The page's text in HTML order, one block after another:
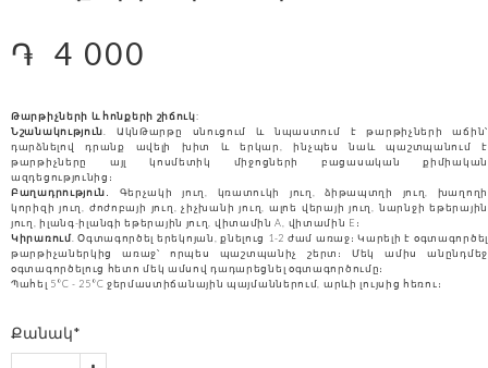
֏ 4 000
Թարթիչների և հոնքերի շիճուկ:
Նշանակություն
. ԱկնԹարթը սնուցում և նպաստում է թարթիչների աճին՝
դարձնելով դրանք ավելի խիտ և երկար, ինչպես նաև պաշտպանում է
թարթիչները այլ կոսմետիկ միջոցների բացասական քիմիական
ազդեցությունից։
Բաղադրություն
Գերչակի յուղ, կռատուկի յուղ, ձիթապտղի յուղ, խաղողի
կորիզի յուղ, ժոժոբայի յուղ, չիչխանի յուղ, ալոե վերայի յուղ, նարնջի եթերային
յուղ,իլանգ-իլանգի եթերային յուղ, վիտամին A, վիտամին E։
Կիրառում. Օգտագործել երեկոյան, քնելուց 1-2 ժամ առաջ։ Կարելի է օգտագործել
թարթիչաներկից առաջ՝ որպես պաշտպանիչ շերտ։ Մեկ ամիս անընդմեջ
օգտագործելուց հետո մեկ ամսով դադարեցնել օգտագործումը։
Պահել 5°C - 25°C ջերմաստիճանային պայմաններում, արևի լույսից հեռու։
Քանակ*